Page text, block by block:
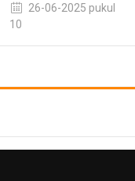
26-06-2025 pukul
15:10